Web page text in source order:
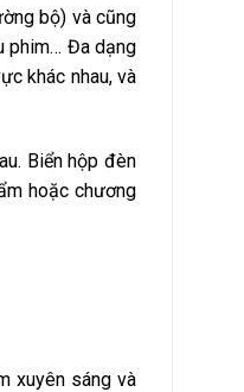
bộ) và cũng
phim… Đa dạng
khác nhau, và
Biển hộp đèn
hoặc chương
xuyên sáng và